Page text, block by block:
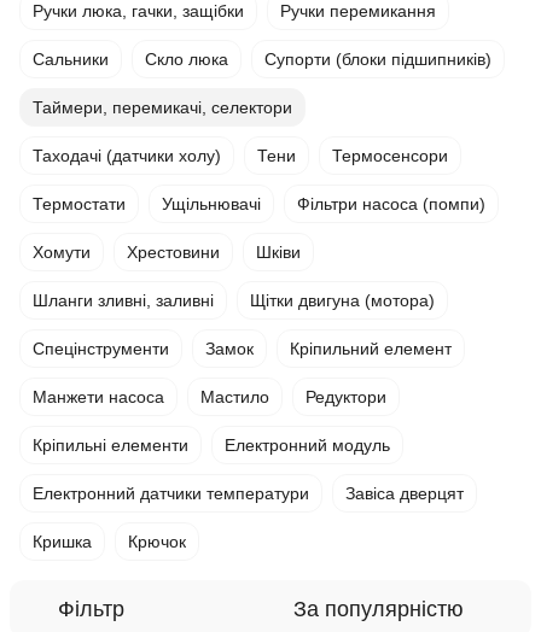
Ручки люка, гачки, защібки Ручки перемикання
Сальники Скло люка Супорти (блоки підшипників)
Таймери, перемикачі, селектори
Таходачі (датчики холу) Тени Термосенсори
Термостати Ущільнювачі Фільтри насоса (помпи)
Хомути Хрестовини Шківи
Шланги зливні, заливні Щітки двигуна (мотора)
Спецінструменти Замок Кріпильний елемент
Манжети насоса Мастило Редуктори
Кріпильні елементи Електронний модуль
Електронний датчики температури Завіса дверцят
Кришка Крючок
Фільтр За популярністю